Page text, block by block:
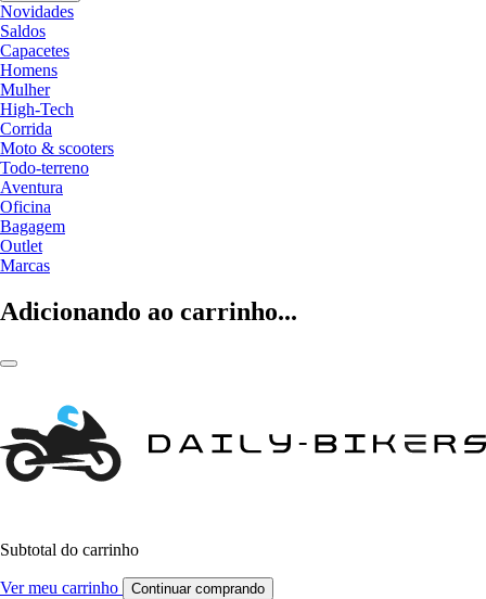
Novidades
Saldos
Capacetes
Homens
Mulher
High-Tech
Corrida
Moto & scooters
Todo-terreno
Aventura
Oficina
Bagagem
Outlet
Marcas
Adicionando ao carrinho...
Subtotal do carrinho
Ver meu carrinho Continuar comprando